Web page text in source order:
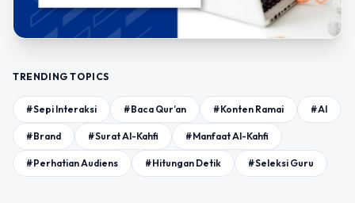
TRENDING TOPICS
#Sepi Interaksi #Baca Qur’an #Konten Ramai #AI
#Brand #Surat Al-Kahfi #Manfaat Al-Kahfi
#Perhatian Audiens #Hitungan Detik #Seleksi Guru